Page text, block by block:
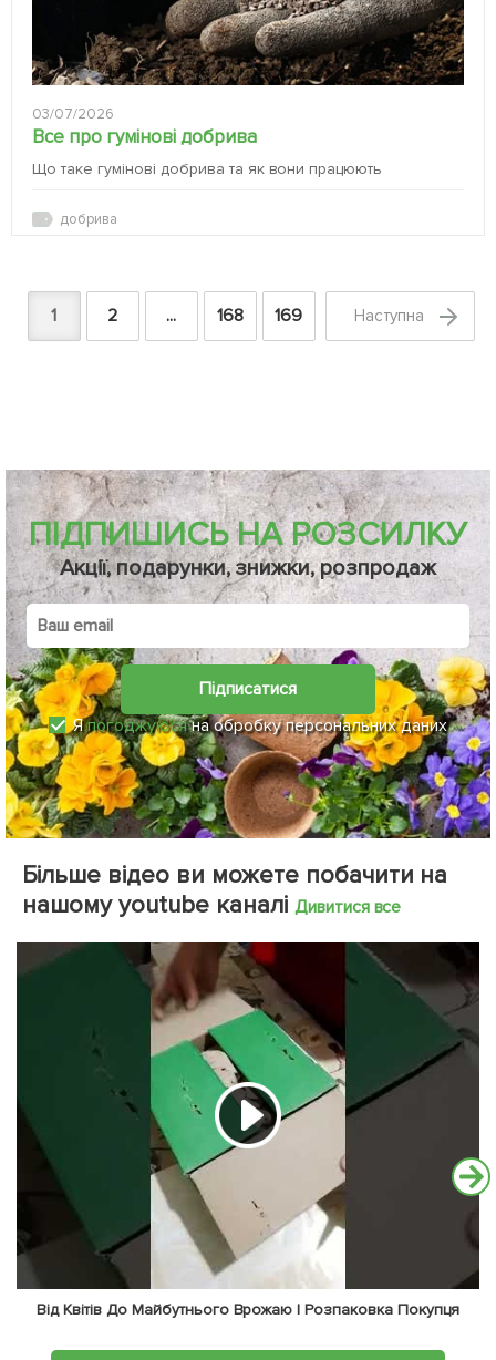
03/07/2026
Все про гумінові добрива
Що таке гумінові добрива та як вони працюють
добрива
1 2 ... 168 169 Наступна
ПІДПИШИСЬ НА РОЗСИЛКУ
Акції, подарунки, знижки, розпродаж
Підписатися
Япогоджуюсяна обробку персональних даних
Більше відео ви можете побачити на
нашому youtube каналі Дивитися все
Від Квітів До Майбутнього Врожаю | Розпаковка Покупця